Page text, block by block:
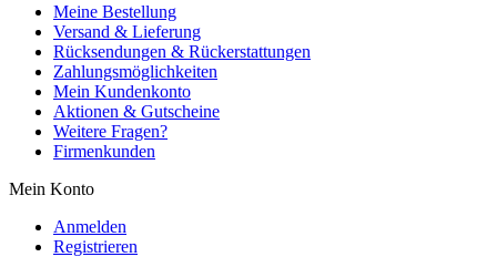
Meine Bestellung
Versand & Lieferung
Rücksendungen & Rückerstattungen
Zahlungsmöglichkeiten
Mein Kundenkonto
Aktionen & Gutscheine
Weitere Fragen?
Firmenkunden
Mein Konto
Anmelden
Registrieren